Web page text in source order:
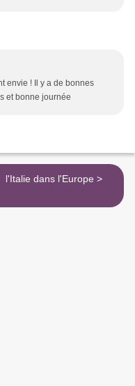
envie ! Il y a de bonnes
et bonne journée
l'Italie dans l'Europe >